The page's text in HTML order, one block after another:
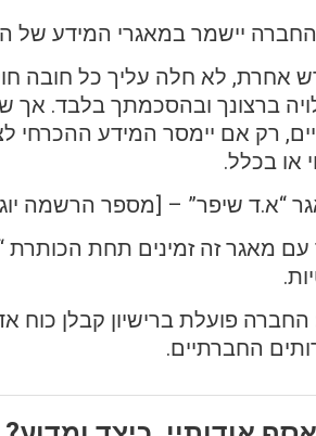
יישמר במאגרי המידע של
אחרת, לא חלה עליך כל חובה
ברצונך ובהסכמתך בלבד. אך
רק אם יימסר המידע ההכרחי
או בכלל.
“א.ד שיפר” – [מספר הרשמה
מאגר זה זמינים תחת
החברתיים.